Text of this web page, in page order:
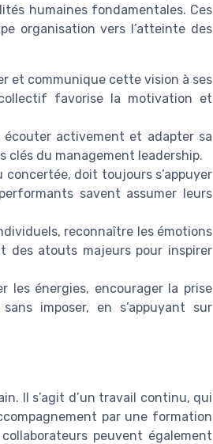
humaines fondamentales. Ces
organisation vers l’atteinte des
et communique cette vision à ses
favorise la motivation et
activement et adapter sa
clés du management leadership.
concertée, doit toujours s’appuyer
savent assumer leurs
reconnaître les émotions
des atouts majeurs pour inspirer
les énergies, encourager la prise
imposer, en s’appuyant sur
Il s’agit d’un travail continu, qui
par une formation
peuvent également